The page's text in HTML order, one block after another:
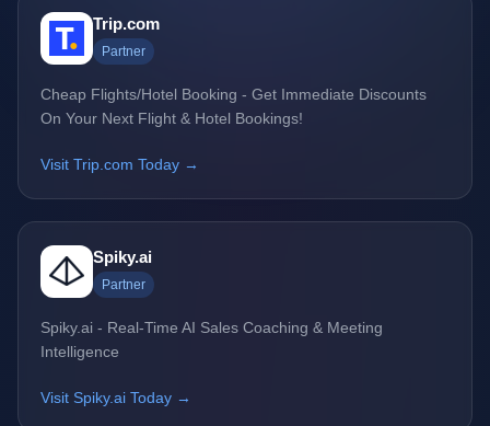
Trip.com
Partner
Cheap Flights/Hotel Booking - Get Immediate Discounts
On Your Next Flight & Hotel Bookings!
Visit Trip.com Today →
Spiky.ai
Partner
Spiky.ai - Real-Time AI Sales Coaching & Meeting
Intelligence
Visit Spiky.ai Today →